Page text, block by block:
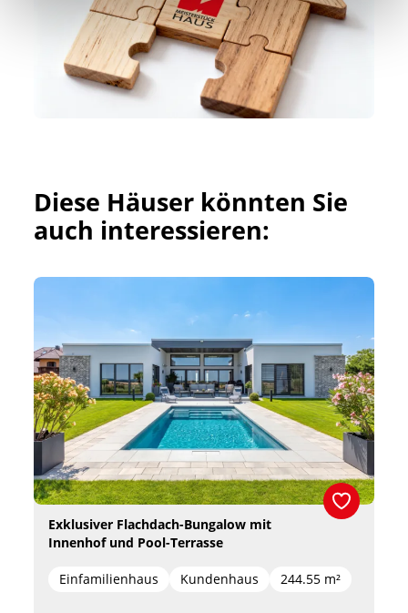
Diese Häuser könnten Sie
auch interessieren:
Exklusiver Flachdach-Bungalow mit
Innenhof und Pool-Terrasse
Einfamilienhaus Kundenhaus 244.55 m²